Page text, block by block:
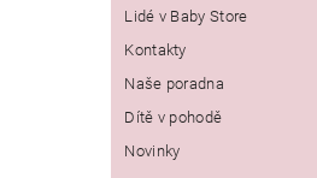
Lidé v Baby Store
Kontakty
Naše poradna
Dítě v pohodě
Novinky